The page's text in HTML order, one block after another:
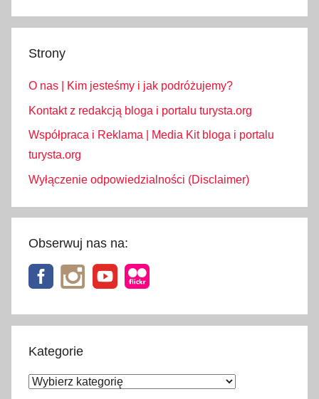
Strony
O nas | Kim jesteśmy i jak podróżujemy?
Kontakt z redakcją bloga i portalu turysta.org
Współpraca i Reklama | Media Kit bloga i portalu
turysta.org
Wyłączenie odpowiedzialności (Disclaimer)
Obserwuj nas na:
Kategorie
Kategorie